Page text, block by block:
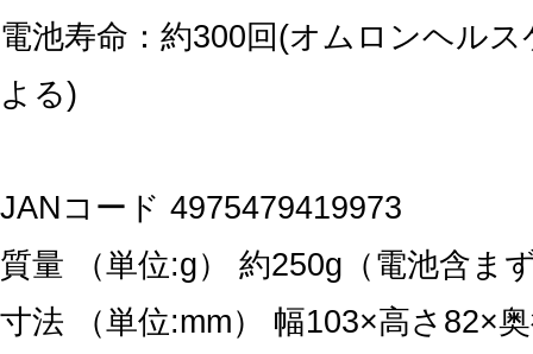
電池寿命：約300回(オムロンヘル
よる)
JANコード 4975479419973
質量 （単位:g） 約250g（電池含ま
寸法 （単位:mm） 幅103×高さ82×